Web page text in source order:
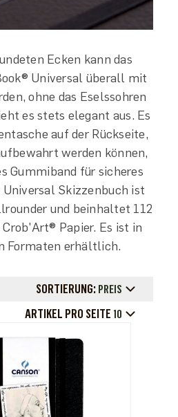
Ecken kann das
Universal überall mit
ohne das Eselssohren
es stets elegant aus. Es
auf der Rückseite,
werden können,
Gummiband für sicheres
Skizzenbuch ist
und beinhaltet 112
Papier. Es ist in
Formaten erhältlich.
SORTIERUNG: PREIS
ARTIKEL PRO SEITE 10